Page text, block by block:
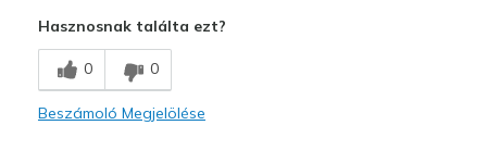
Breathe Well
Comfortable
Hasznosnak találta ezt?
0 0
Beszámoló Megjelölése